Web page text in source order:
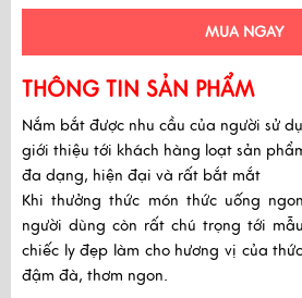
MUA NGAY
THÔNG TIN SẢN PHẨM
Nắm bắt được nhu cầu của người sử
giới thiệu tới khách hàng loạt sản
đa dạng, hiện đại và rất bắt mắt
Khi thưởng thức món thức uống
người dùng còn rất chú trọng tới
chiếc ly đẹp làm cho hương vị của
đậm đà, thơm ngon.